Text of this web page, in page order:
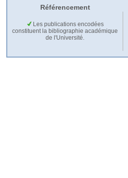
Référencement
Les publications encodées
constituent la bibliographie académique
de l'Université.